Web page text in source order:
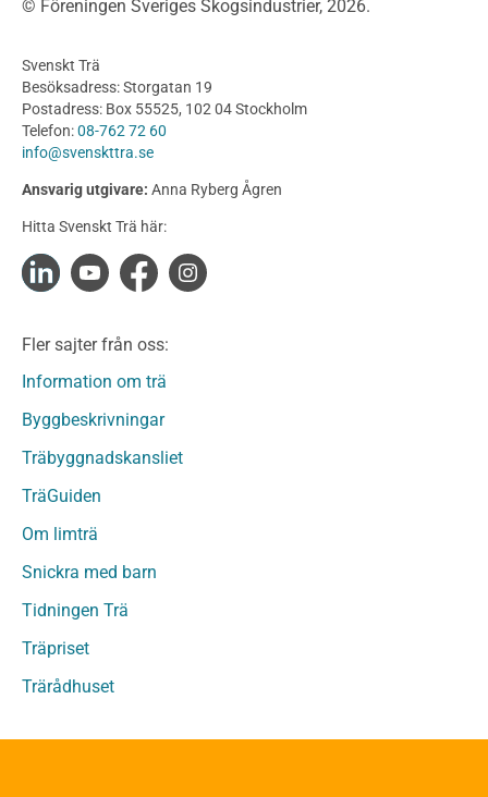
Byggnation och utförande
Utförande
Produkter
Konstruktionsvirke
Konstruktionsvirke Behandlat
Konstruktionsvirke Fingerskarvat
Konstruktionsvirke Fingerskarvat Obehandlat
Limträ
Fanerträ
Fanerträ Obehandlat
Träpanel och Utvändig beklädnad Behandlat
Träpanel och utvändig beklädnad Obehandlat
Trägolv
Sågat virke
Sågat virke Behandlat
Övriga träprodukter
Övrigt byggvirke
Underlagsspont
© Föreningen Sveriges Skogsindustrier, 2026.
Svenskt Trä
Besöksadress: Storgatan 19
Postadress: Box 55525, 102 04 Stockholm
Telefon:08-762 72 60
info@svenskttra.se
Ansvarig utgivare: Anna Ryberg Ågren
Hitta Svenskt Trä här:
Fler sajter från oss:
Information om trä
Byggbeskrivningar
Träbyggnadskansliet
TräGuiden
Om limträ
Snickra med barn
Tidningen Trä
Träpriset
Trärådhuset